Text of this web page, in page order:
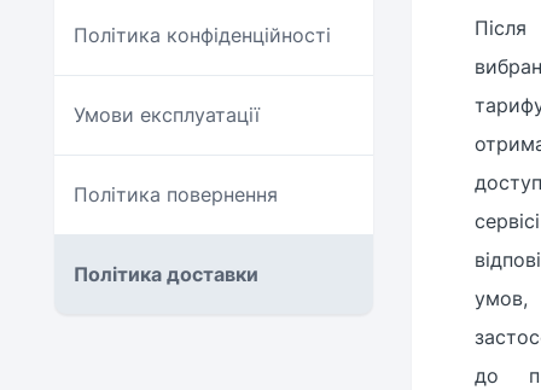
Політика конфіденційності
Умови експлуатації
Політика повернення
Політика доставки
до